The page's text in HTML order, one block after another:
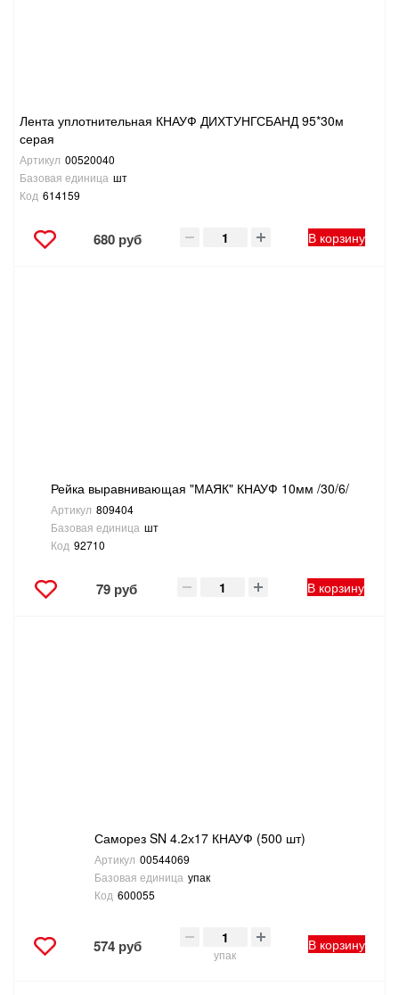
Лента уплотнительная КНАУФ ДИХТУНГСБАНД 95*30м
серая
Артикул 00520040
Базовая единица шт
Код 614159
680 руб В корзину
Рейка выравнивающая "МАЯК" КНАУФ 10мм /30/6/
Артикул 809404
Базовая единица шт
Код 92710
79 руб В корзину
Саморез SN 4.2х17 КНАУФ (500 шт)
Артикул 00544069
Базовая единица упак
Код 600055
574 руб упак
В корзину